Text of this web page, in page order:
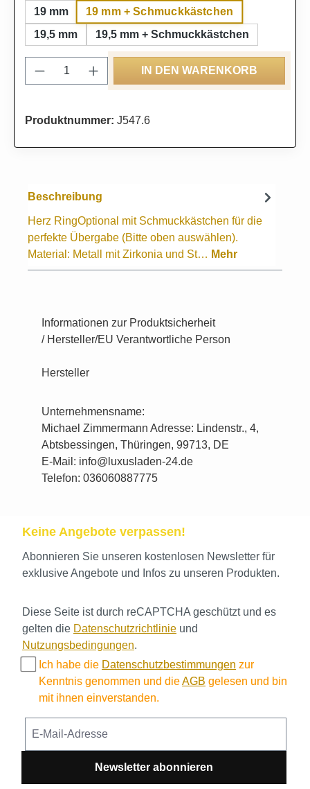
19 mm
19 mm + Schmuckkästchen
19,5 mm 19,5 mm + Schmuckkästchen
Produkt Anzahl: Gib den gewünschten
IN DEN WARENKORB
Produktnummer: J547.6
Beschreibung
Herz RingOptional mit Schmuckkästchen für die
perfekte Übergabe (Bitte oben auswählen).
Material: Metall mit Zirkonia und St… Mehr
Informationen zur Produktsicherheit
/ Hersteller/EU Verantwortliche Person
Hersteller
Unternehmensname:
Michael Zimmermann Adresse: Lindenstr., 4,
Abtsbessingen, Thüringen, 99713, DE
E-Mail: info@luxusladen-24.de
Telefon: 036060887775
Keine Angebote verpassen!
Abonnieren Sie unseren kostenlosen Newsletter für
exklusive Angebote und Infos zu unseren Produkten.
Diese Seite ist durch reCAPTCHA geschützt und es
gelten die Datenschutzrichtlinie und
Nutzungsbedingungen.
Ich habe die Datenschutzbestimmungen zur
Kenntnis genommen und dieAGB gelesen und bin
mit ihnen einverstanden.
Newsletter abonnieren